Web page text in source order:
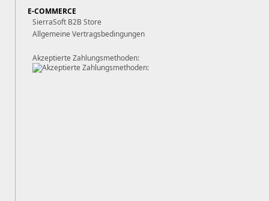
E-COMMERCE
SierraSoft B2B Store
Allgemeine Vertragsbedingungen
Akzeptierte Zahlungsmethoden: